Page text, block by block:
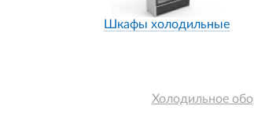
Шкафы холодильные
Холодильное